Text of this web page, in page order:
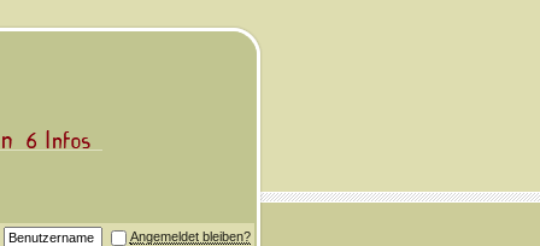
Angemeldet bleiben?